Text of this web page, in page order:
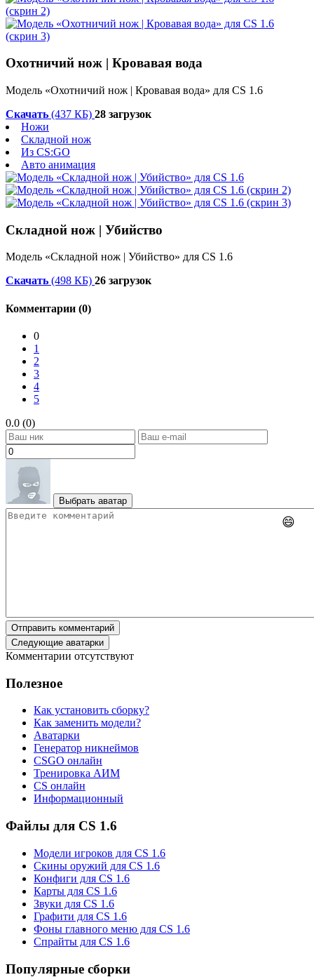
Охотничий нож | Кровавая вода
Модель «Охотничий нож | Кровавая вода» для CS 1.6
Скачать (437 КБ) 28 загрузок
Ножи
Складной нож
Из CS:GO
Авто анимация
Складной нож | Убийство
Модель «Складной нож | Убийство» для CS 1.6
Скачать (498 КБ) 26 загрузок
Комментарии (0)
0
1
2
3
4
5
0.0 (0)
Выбрать аватар
😄
Отправить комментарий
Следующие аватарки
Комментарии отсутствуют
Полезное
Как установить сборку?
Как заменить модели?
Аватарки
Генератор никнеймов
CSGO онлайн
Тренировка АИМ
CS онлайн
Информационный
Файлы для CS 1.6
Модели игроков для CS 1.6
Скины оружий для CS 1.6
Конфиги для CS 1.6
Карты для CS 1.6
Звуки для CS 1.6
Графити для CS 1.6
Фоны главного меню для CS 1.6
Спрайты для CS 1.6
Популярные сборки